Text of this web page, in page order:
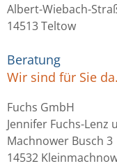
Albert-Wiebach-
14513 Teltow
Beratung
Wir sind für Sie da.
Fuchs GmbH
Jennifer Fuchs-Lenz
Machnower Busch 3
14532